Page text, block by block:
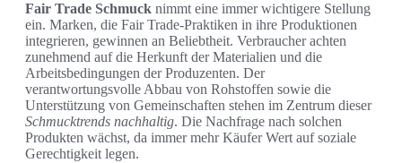
Fair Trade Schmuck nimmt eine immer wichtigere Stellung
ein. Marken, die Fair Trade-Praktiken in ihre Produktionen
integrieren, gewinnen an Beliebtheit. Verbraucher achten
zunehmend auf die Herkunft der Materialien und die
Arbeitsbedingungen der Produzenten. Der
verantwortungsvolle Abbau von Rohstoffen sowie die
Unterstützung von Gemeinschaften stehen im Zentrum dieser
Schmucktrends nachhaltig. Die Nachfrage nach solchen
Produkten wächst, da immer mehr Käufer Wert auf soziale
Gerechtigkeit legen.